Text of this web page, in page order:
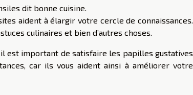
dit bonne cuisine.
aident à élargir votre cercle de connaissances.
culinaires et bien d’autres choses.
est important de satisfaire les papilles gustatives
car ils vous aident ainsi à améliorer votre